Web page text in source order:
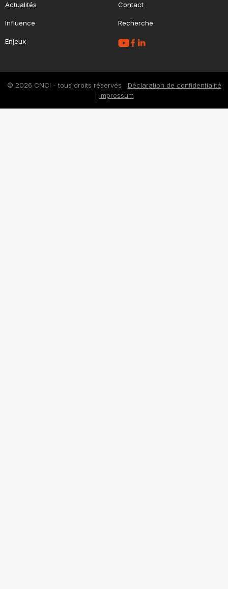
Actualités
Influence
Enjeux
Contact
Recherche
© 2026 CNCI - tous droits réservés Déclaration de confidentialité
Impressum